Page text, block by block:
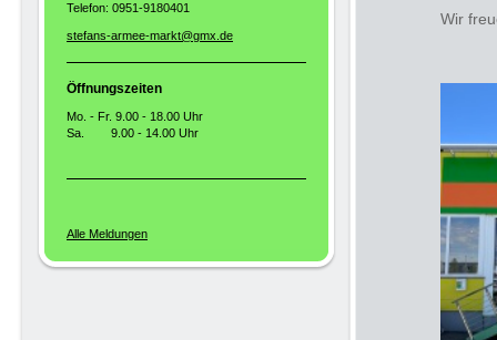
Wir
Telefon: 0951-9180401
stefans-armee-markt@gmx.de
Öffnungszeiten
Mo. - Fr. 9.00 - 18.00 Uhr
Sa. 9.00 - 14.00 Uhr
Alle Meldungen